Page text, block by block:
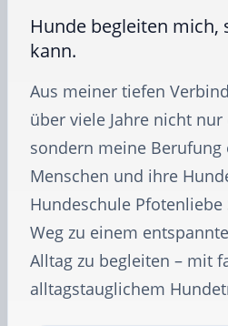
Hunde begleiten mich,
kann.
Aus meiner tiefen
über viele Jahre nicht
sondern meine Berufung
Menschen und ihre
Hundeschule
Weg zu einem
Alltag zu begleiten – mit
alltagstauglichem